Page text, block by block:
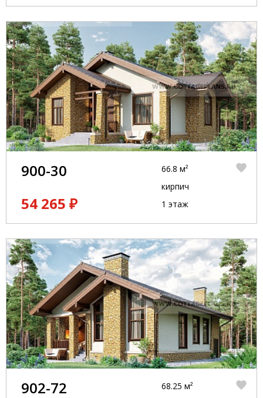
900-30
54 265 ₽
66.8 м²
кирпич
1 этаж
902-72 68.25 м²